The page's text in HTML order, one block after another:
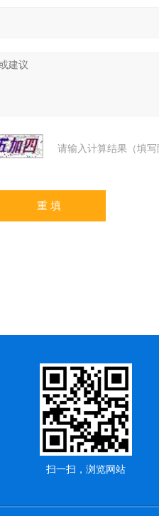
请输入计算结果（填
扫一扫，浏览网站